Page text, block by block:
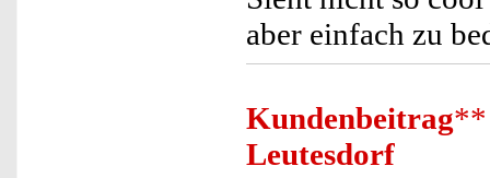
aber einfach zu
Kundenbeitrag**
Leutesdorf